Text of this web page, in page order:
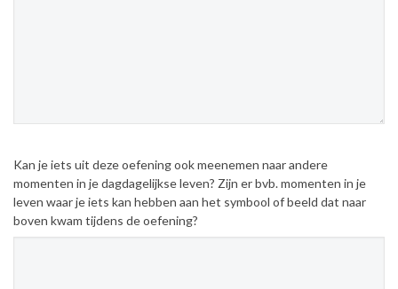
Kan je iets uit deze oefening ook meenemen naar andere
momenten in je dagdagelijkse leven? Zijn er bvb. momenten in je
leven waar je iets kan hebben aan het symbool of beeld dat naar
boven kwam tijdens de oefening?